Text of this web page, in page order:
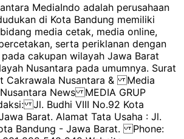
MediaIndo adalah perusahaan
di Kota Bandung memiliki
media cetak, media online,
serta periklanan dengan
cakupan wilayah Jawa Barat
Nusantara pada umumnya. Surat
Cakrawala Nusantara & Media
News MEDIA GRUP
Jl. Budhi VIII No.92 Kota
Barat. Alamat Tata Usaha : Jl.
Bandung - Jawa Barat. Phone: